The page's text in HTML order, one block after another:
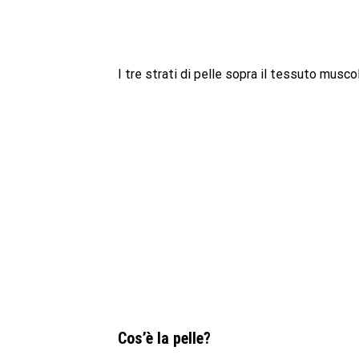
I tre strati di pelle sopra il tessuto
Cos’è la pelle?